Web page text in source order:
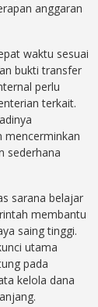
anggaran
waktu sesuai
bukti transfer
perlu
terkait.
mencerminkan
sederhana
sarana belajar
membantu
saing tinggi.
utama
pada
kelola dana